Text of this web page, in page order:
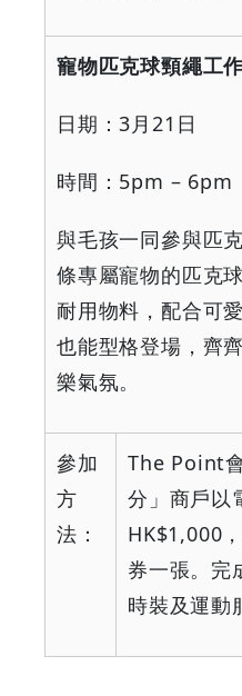
寵物匹克球頸繩工
日期：3月21 日
時間： 5pm – 6pm
與毛孩一同參與匹
條專屬寵物的匹克
耐用物料，配合可
也能型格登場，齊
樂氣氛。
參加
方
法：
The Point
分」商戶以
HK$1,000
券一張。完
時裝及運動